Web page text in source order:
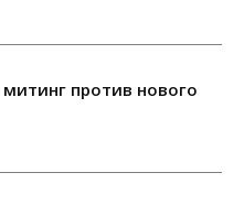
против нового